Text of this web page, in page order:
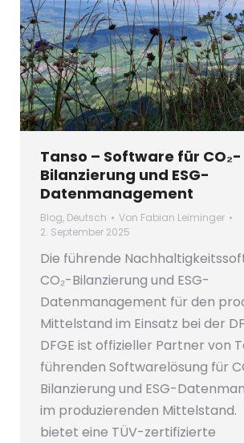
Tanso – Software für CO₂-
Bilanzierung und ESG-
Datenmanagement
Blog, Deutsch Von Fabian Leiminger
2. September 2025
Die führende
CO₂-Bilanzierung und ESG-
Datenmanagement für den
Mittelstand im Einsatz bei der
DFGE ist offizieller Partner von
führenden Softwarelösung für
Bilanzierung und ESG-
im produzierenden Mittelstand.
bietet eine TÜV-zertifizierte